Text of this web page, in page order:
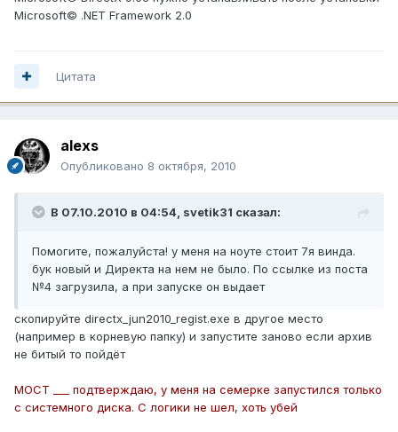
Microsoft© .NET Framework 2.0
Цитата
alexs
Опубликовано 8 октября, 2010
В 07.10.2010 в 04:54, svetik31 сказал:
Помогите, пожалуйста! у меня на ноуте стоит 7я винда.
бук новый и Директа на нем не было. По ссылке из поста
№4 загрузила, а при запуске он выдает
скопируйте directx_jun2010_regist.exe в другое место
(например в корневую папку) и запустите заново если архив
не битый то пойдёт
МОСТ ___ подтверждаю, у меня на семерке запустился только
с системного диска. С логики не шел, хоть убей